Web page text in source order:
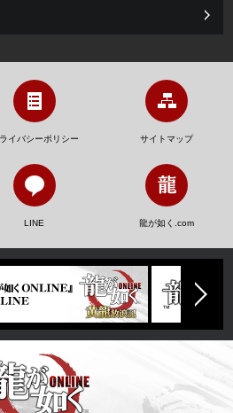
イバシーポリシー サイトマップ
LINE 龍が如く.com